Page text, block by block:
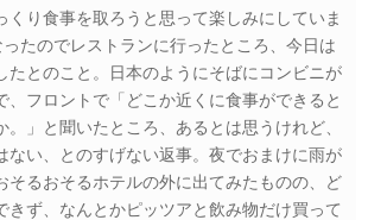
くり食事を取ろうと思って楽しみにしていま
たのでレストランに行ったところ、今日は
たとのこと。日本のようにそばにコンビニが
、フロントで「どこか近くに食事ができると
。」と聞いたところ、あるとは思うけれど、
ない、とのすげない返事。夜でおまけに雨が
そるおそるホテルの外に出てみたものの、ど
きず、なんとかピッツアと飲み物だけ買って